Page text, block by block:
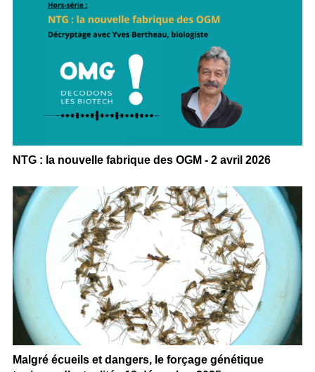
NTG : la nouvelle fabrique des OGM - 2 avril 2026
Malgré écueils et dangers, le forçage génétique